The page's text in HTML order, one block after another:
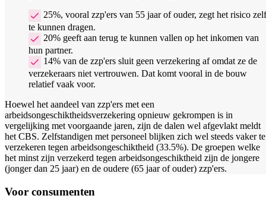
25%, vooral zzp'ers van 55 jaar of ouder, zegt het risico zelf
te kunnen dragen.
20% geeft aan terug te kunnen vallen op het inkomen van
hun partner.
14% van de zzp'ers sluit geen verzekering af omdat ze de
verzekeraars niet vertrouwen. Dat komt vooral in de bouw
relatief vaak voor.
Hoewel het aandeel van zzp'ers met een
arbeidsongeschiktheidsverzekering opnieuw gekrompen is in
vergelijking met voorgaande jaren, zijn de dalen wel afgevlakt meldt
het CBS. Zelfstandigen met personeel blijken zich wel steeds vaker te
verzekeren tegen arbeidsongeschiktheid (33.5%). De groepen welke
het minst zijn verzekerd tegen arbeidsongeschiktheid zijn de jongere
(jonger dan 25 jaar) en de oudere (65 jaar of ouder) zzp'ers.
Voor consumenten